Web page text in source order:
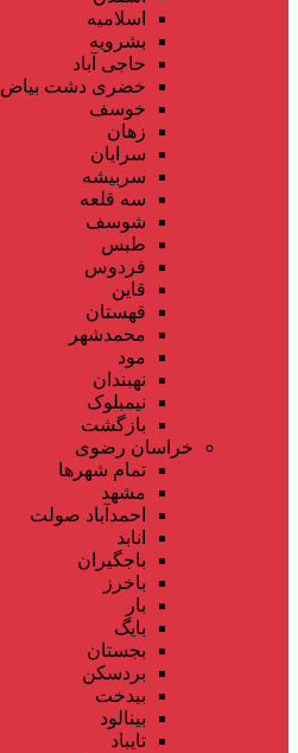
اسلامیه
بشرویه
حاجی آباد
خضری دشت بیاض
خوسف
زهان
سرایان
سربیشه
سه قلعه
شوسف
طبس
فردوس
قاین
قهستان
محمدشهر
مود
نهبندان
نیمبلوک
بازگشت
خراسان رضوی
تمام شهر‌ها
مشهد
احمدآباد صولت
انابد
باجگیران
باخرز
بار
بایگ
بجستان
بردسکن
بیدخت
بینالود
تایباد